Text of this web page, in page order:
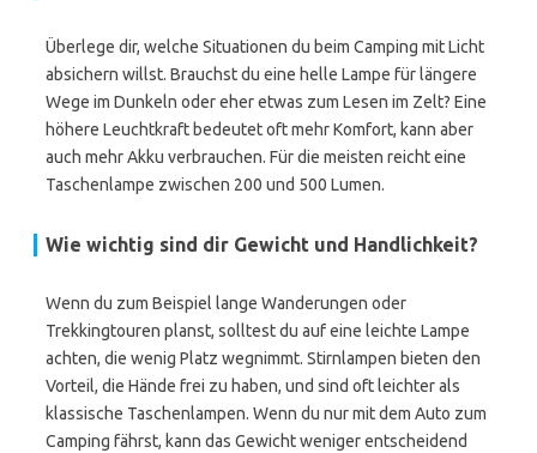
Überlege dir, welche Situationen du beim Camping mit Licht
absichern willst. Brauchst du eine helle Lampe für längere
Wege im Dunkeln oder eher etwas zum Lesen im Zelt? Eine
höhere Leuchtkraft bedeutet oft mehr Komfort, kann aber
auch mehr Akku verbrauchen. Für die meisten reicht eine
Taschenlampe zwischen 200 und 500 Lumen.
Wie wichtig sind dir Gewicht und Handlichkeit?
Wenn du zum Beispiel lange Wanderungen oder
Trekkingtouren planst, solltest du auf eine leichte Lampe
achten, die wenig Platz wegnimmt. Stirnlampen bieten den
Vorteil, die Hände frei zu haben, und sind oft leichter als
klassische Taschenlampen. Wenn du nur mit dem Auto zum
Camping fährst, kann das Gewicht weniger entscheidend